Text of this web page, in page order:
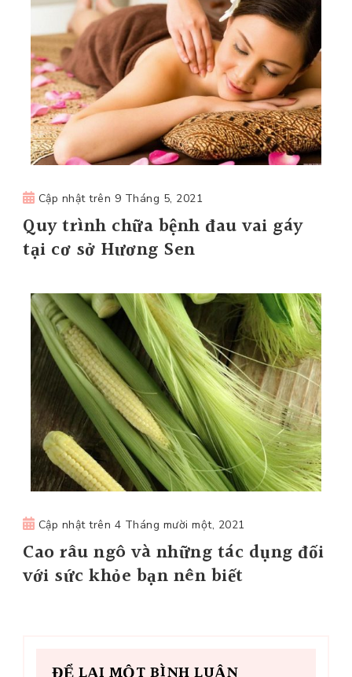
Cập nhật trên 9 Tháng 5, 2021
Quy trình chữa bệnh đau vai gáy
tại cơ sở Hương Sen
Cập nhật trên 4 Tháng mười một, 2021
Cao râu ngô và những tác dụng đối
với sức khỏe bạn nên biết